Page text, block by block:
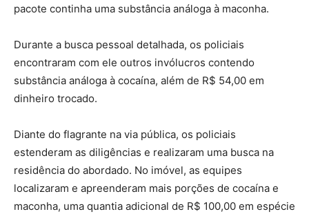
pacote continha uma substância análoga à maconha.
Durante a busca pessoal detalhada, os policiais
encontraram com ele outros invólucros contendo
substância análoga à cocaína, além de R$ 54,00 em
dinheiro trocado.
Diante do flagrante na via pública, os policiais
estenderam as diligências e realizaram uma busca na
residência do abordado. No imóvel, as equipes
localizaram e apreenderam mais porções de cocaína e
maconha, uma quantia adicional de R$ 100,00 em espécie